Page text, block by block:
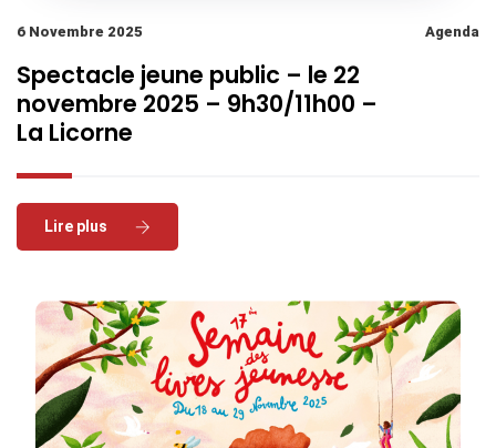
6 Novembre 2025 Agenda
Spectacle jeune public – le 22
novembre 2025 – 9h30/11h00 –
La Licorne
Read More